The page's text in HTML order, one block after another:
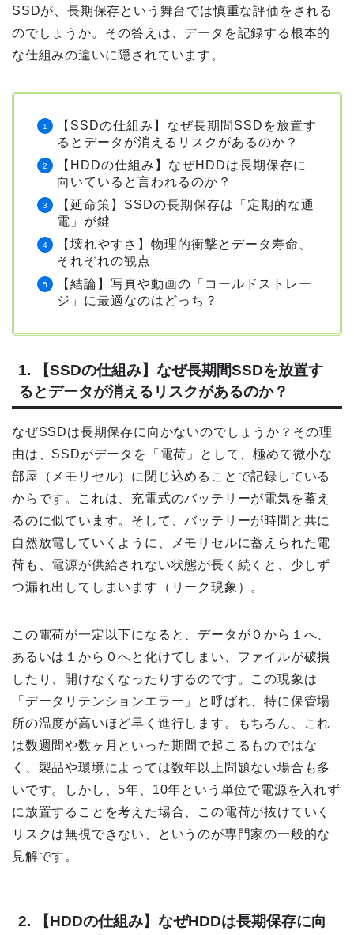
SSDが、長期保存という舞台では慎重な評価をされる
のでしょうか。その答えは、データを記録する根本的
な仕組みの違いに隠されています。
【SSDの仕組み】なぜ長期間SSDを放置す
るとデータが消えるリスクがあるのか？
【HDDの仕組み】なぜHDDは長期保存に
向いていると言われるのか？
【延命策】SSDの長期保存は「定期的な通
電」が鍵
【壊れやすさ】物理的衝撃とデータ寿命、
それぞれの観点
【結論】写真や動画の「コールドストレー
ジ」に最適なのはどっち？
1. 【SSDの仕組み】なぜ長期間SSDを放置す
るとデータが消えるリスクがあるのか？
なぜSSDは長期保存に向かないのでしょうか？その理
由は、SSDがデータを「電荷」として、極めて微小な
部屋（メモリセル）に閉じ込めることで記録している
からです。これは、充電式のバッテリーが電気を蓄え
るのに似ています。そして、バッテリーが時間と共に
自然放電していくように、メモリセルに蓄えられた電
荷も、電源が供給されない状態が長く続くと、少しず
つ漏れ出してしまいます（リーク現象）。
この電荷が一定以下になると、データが０から１へ、
あるいは１から０へと化けてしまい、ファイルが破損
したり、開けなくなったりするのです。この現象は
「データリテンションエラー」と呼ばれ、特に保管場
所の温度が高いほど早く進行します。もちろん、これ
は数週間や数ヶ月といった期間で起こるものではな
く、製品や環境によっては数年以上問題ない場合も多
いです。しかし、5年、10年という単位で電源を入れず
に放置することを考えた場合、この電荷が抜けていく
リスクは無視できない、というのが専門家の一般的な
見解です。
2. 【HDDの仕組み】なぜHDDは長期保存に向